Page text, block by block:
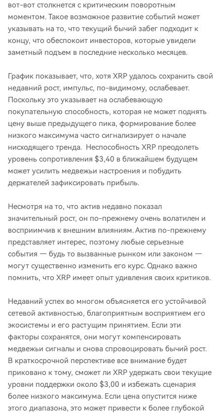
вот-вот столкнется с критическим поворотным
моментом. Такое возможное развитие событий может
указывать на то, что текущий бычий забег подходит к
концу, что обеспокоит инвесторов, которые увидели
заметный подъем в последние несколько месяцев.
График показывает, что, хотя XRP удалось сохранить свой
недавний рост, импульс, по-видимому, ослабевает.
Поскольку это указывает на ослабевающую
покупательную способность, которая не может поднять
цену выше предыдущего пика, формирование более
низкого максимума часто сигнализирует о начале
нисходящего тренда. Неспособность XRP преодолеть
уровень сопротивления $3,40 в ближайшем будущем
может усилить медвежьи настроения и побудить
держателей зафиксировать прибыль.
Несмотря на то, что актив недавно показал
значительный рост, он по-прежнему очень волатилен и
восприимчив к внешним влияниям. Актив по-прежнему
представляет интерес, поэтому любые серьезные
события — будь то вызванные рынком или законом —
могут существенно изменить его курс. Однако важно
помнить, что XRP имеет опыт удивления своих критиков.
Недавний успех во многом объясняется его устойчивой
сетевой активностью, благоприятным восприятием его
экосистемы и его растущим принятием. Если эти
факторы сохранятся, они могут компенсировать
медвежьи сигналы и снова спровоцировать бычий рост.
В краткосрочной перспективе все внимание будет
приковано к тому, сможет ли XRP удержать свои текущие
уровни поддержки около $3,00 и избежать сценария
более низкого максимума. Если цена опустится ниже
этого диапазона, это может привести к более глубокой